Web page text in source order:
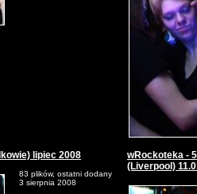
lipiec 2008
83 plików, ostatni dodany
3 sierpnia 2008
wRockoteka -
(Liverpool)